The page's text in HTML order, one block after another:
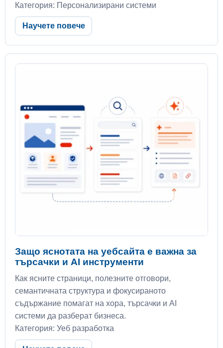
Категория: Персонализирани системи
Научете повече
Защо яснотата на уебсайта е важна за
търсачки и AI инструменти
Как ясните страници, полезните отговори,
семантичната структура и фокусираното
съдържание помагат на хора, търсачки и AI
системи да разберат бизнеса.
Категория: Уеб разработка